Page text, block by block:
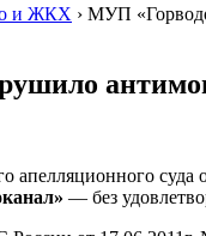
и ЖКХ › МУП
суда
— без